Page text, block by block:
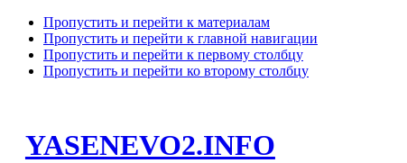
Пропустить и перейти к материалам
Пропустить и перейти к главной навигации
Пропустить и перейти к первому столбцу
Пропустить и перейти ко второму столбцу
YASENEVO2.INFO